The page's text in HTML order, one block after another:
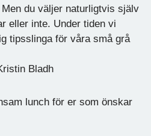
du väljer naturligtvis själv
eller inte. Under tiden vi
tipsslinga för våra små grå
Bladh
lunch för er som önskar